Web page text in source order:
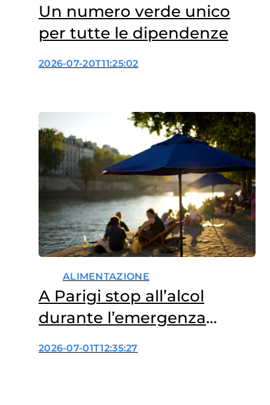
Un numero verde unico
per tutte le dipendenze
2026-07-20T11:25:02
ALIMENTAZIONE
A Parigi stop all’alcol
durante l’emergenza
caldo: perché?
2026-07-01T12:35:27